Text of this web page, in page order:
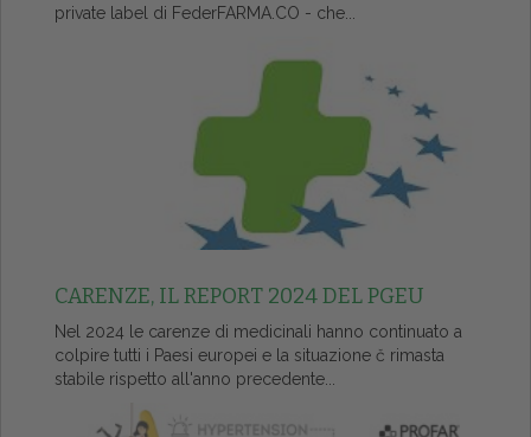
private label di FederFARMA.CO - che...
CARENZE, IL REPORT 2024 DEL PGEU
Nel 2024 le carenze di medicinali hanno continuato a
colpire tutti i Paesi europei e la situazione č rimasta
stabile rispetto all'anno precedente...